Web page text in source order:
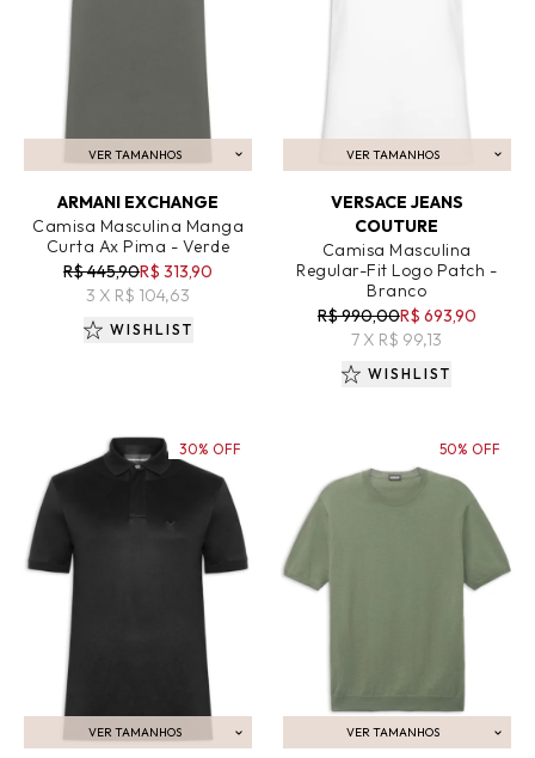
VER TAMANHOS
ADICIONAR AO CARRINHO
ARMANI EXCHANGE
Camisa Masculina Manga
Curta Ax Pima - Verde
R$ 445,90R$ 313,90
3 X R$ 104,63
WISHLIST
VER TAMANHOS
ADICIONAR AO CARRINHO
VERSACE JEANS
COUTURE
Camisa Masculina
Regular-Fit Logo Patch -
Branco
R$ 990,00R$ 693,90
7 X R$ 99,13
WISHLIST
VER TAMANHOS
ADICIONAR AO CARRINHO
30% OFF
VER TAMANHOS
ADICIONAR AO CARRINHO
50% OFF